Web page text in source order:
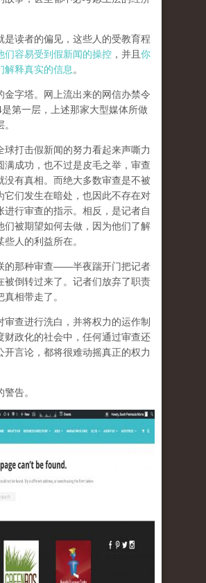
是读者的偏见，这些人的受教育程
们容易受到假新闻的操控 ，并且 你
解释真实的信息 。
金字塔。网上流出来的网信办禁令
第一层，上述那家大型媒体所做
球打击假新闻的努力看起来声嘶力
满成功，也不过是皮毛之举，审查
没有真相。而绝大多数审查是不被
它们发生在暗处，也因此不存在对
进行审查的指示。相反，是记者自
们被期望如何去做，因为他们了解
人的利益所在。
的那种审查——半夜踹开门把记者
倒转过来了。记者们放弃了职责
相带走了。
审查进行洗白，并将权力的运作制
财政化的社会中，任何通过审查还
开言论，都将很难动摇真正的权力
告。